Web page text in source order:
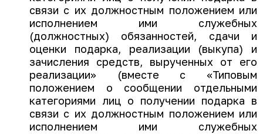
связи с их должностным положением или
исполнением ими служебных
(должностных) обязанностей, сдачи и
оценки подарка, реализации (выкупа) и
зачисления средств, вырученных от его
реализации» (вместе с «Типовым
положением о сообщении отдельными
категориями лиц о получении подарка в
связи с их должностным положением или
исполнением ими служебных